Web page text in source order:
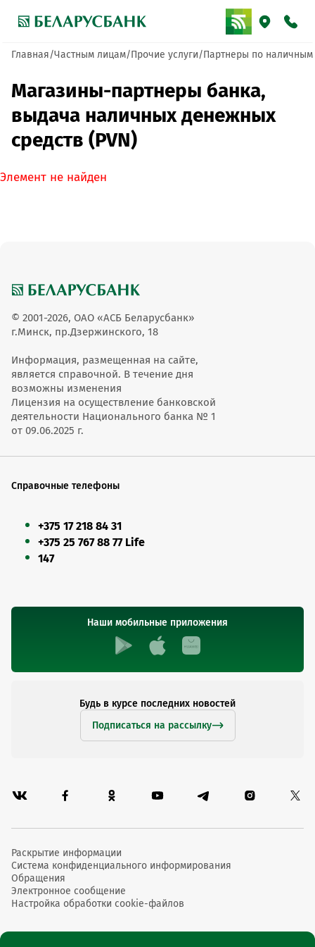
Главная Частным лицам Прочие услуги Партнеры по наличным
Магазины-партнеры банка,
выдача наличных денежных
средств (PVN)
Элемент не найден
© 2001-2026, ОАО «АСБ Беларусбанк»
г.Минск, пр.Дзержинского, 18
Информация, размещенная на сайте,
является справочной. В течение дня
возможны изменения
Лицензия на осуществление банковской
деятельности Национального банка № 1
от 09.06.2025 г.
Справочные телефоны
+375 17 218 84 31
+375 25 767 88 77 Life
147
Наши мобильные приложения
Будь в курсе последних новостей
Подписаться на рассылку
Раскрытие информации
Система конфиденциального информирования
Обращения
Электронное сообщение
Настройка обработки cookie-файлов